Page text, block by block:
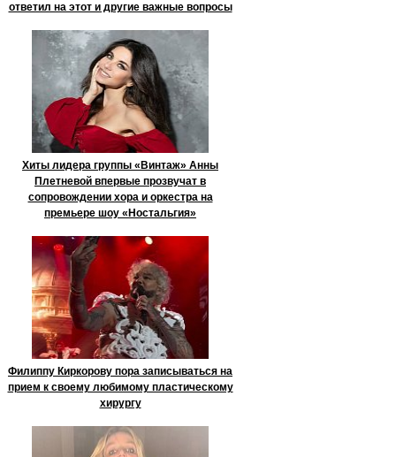
ответил на этот и другие важные вопросы
Хиты лидера группы «Винтаж» Анны
Плетневой впервые прозвучат в
сопровождении хора и оркестра на
премьере шоу «Ностальгия»
Филиппу Киркорову пора записываться на
прием к своему любимому пластическому
хирургу